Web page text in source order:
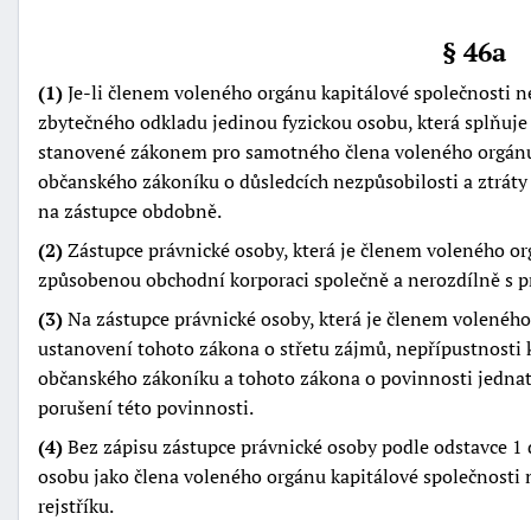
§ 46a
(1)Je-li členem voleného orgánu kapitálové společnosti
zbytečného odkladu jedinou fyzickou osobu, která
stanovené zákonem pro samotného člena voleného
občanského zákoníku o důsledcích nezpůsobilosti a
na zástupce obdobně.
(2)Zástupce právnické osoby, která je členem voleného
způsobenou obchodní korporaci společně a nerozdílně s
(3)Na zástupce právnické osoby, která je členem
ustanovení tohoto zákona o střetu zájmů,
občanského zákoníku a tohoto zákona o povinnosti
porušení této povinnosti.
(4)Bez zápisu zástupce právnické osoby podle odstavce
osobu jako člena voleného orgánu kapitálové
rejstříku.